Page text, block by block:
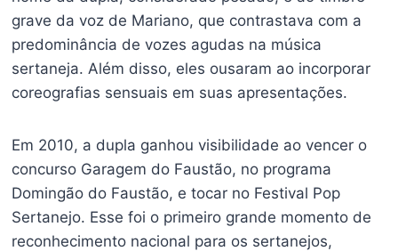
grave da voz de Mariano, que contrastava com a
predominância de vozes agudas na música
sertaneja. Além disso, eles ousaram ao incorporar
coreografias sensuais em suas apresentações.
Em 2010, a dupla ganhou visibilidade ao vencer o
concurso Garagem do Faustão, no programa
Domingão do Faustão, e tocar no Festival Pop
Sertanejo. Esse foi o primeiro grande momento de
reconhecimento nacional para os sertanejos,